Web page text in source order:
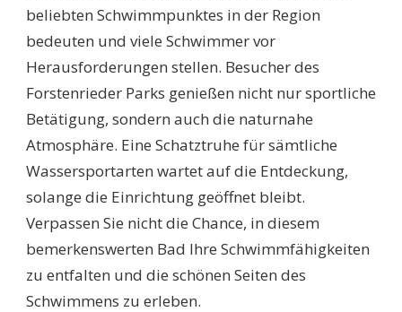
beliebten Schwimmpunktes in der Region
bedeuten und viele Schwimmer vor
Herausforderungen stellen. Besucher des
Forstenrieder Parks genießen nicht nur sportliche
Betätigung, sondern auch die naturnahe
Atmosphäre. Eine Schatztruhe für sämtliche
Wassersportarten wartet auf die Entdeckung,
solange die Einrichtung geöffnet bleibt.
Verpassen Sie nicht die Chance, in diesem
bemerkenswerten Bad Ihre Schwimmfähigkeiten
zu entfalten und die schönen Seiten des
Schwimmens zu erleben.